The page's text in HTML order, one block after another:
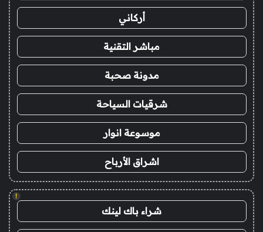
أركاني
مباشر التقنية
مدونة صحبة
شرقيات السياحة
موسوعة انوار
اشراق الأرباح
!
شراء باك لينك